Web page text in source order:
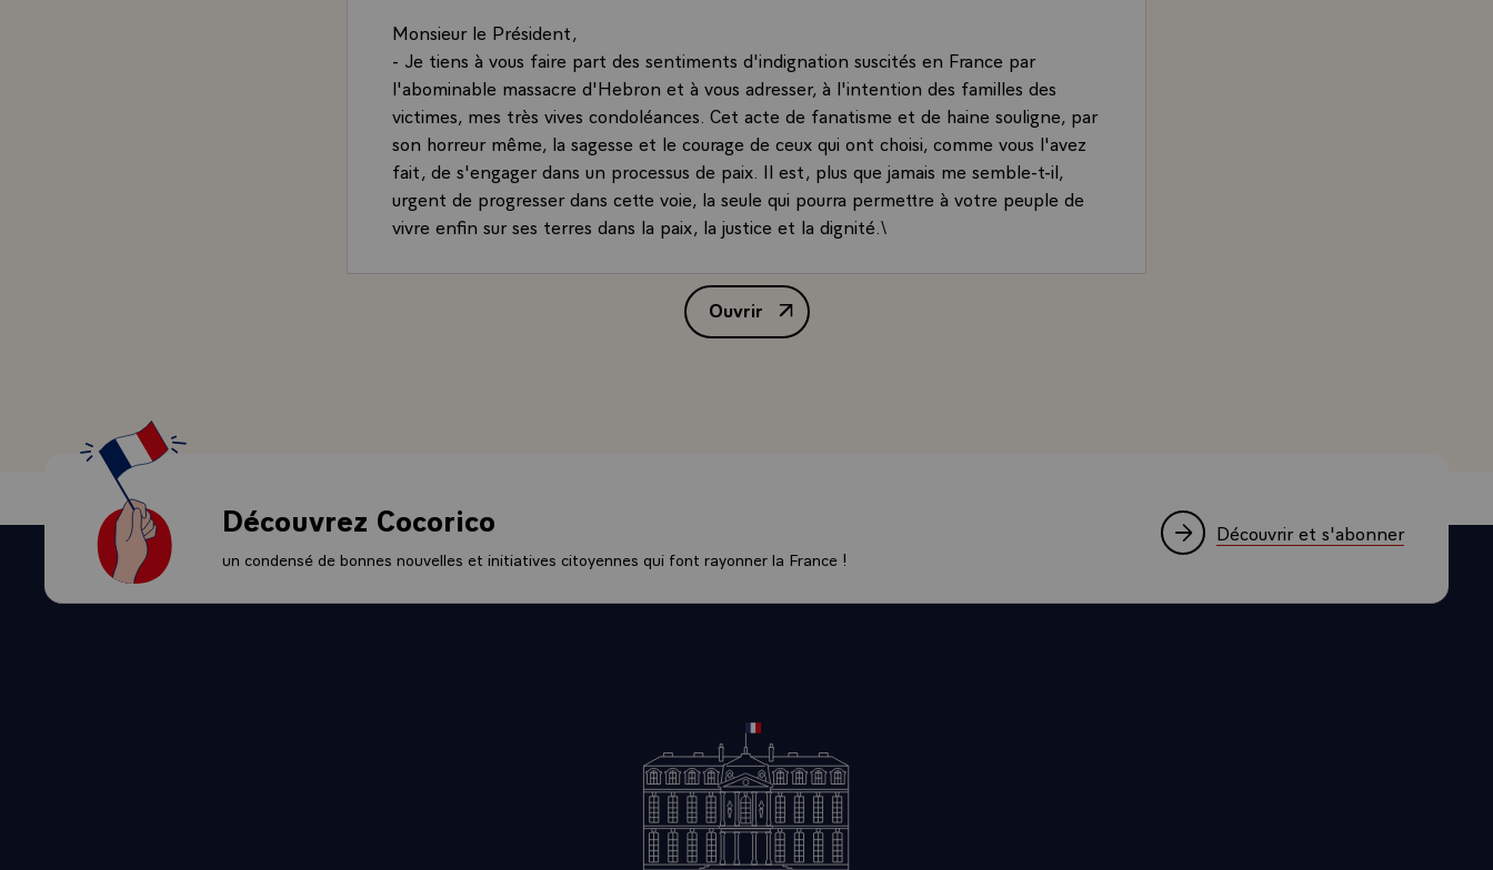
Monsieur le Président,
- Je tiens à vous faire part des sentiments d'indignation suscités en France par
l'abominable massacre d'Hebron et à vous adresser, à l'intention des familles des
victimes, mes très vives condoléances. Cet acte de fanatisme et de haine souligne, par
son horreur même, la sagesse et le courage de ceux qui ont choisi, comme vous l'avez
fait, de s'engager dans un processus de paix. Il est, plus que jamais me semble-t-il,
urgent de progresser dans cette voie, la seule qui pourra permettre à votre peuple de
vivre enfin sur ses terres dans la paix, la justice et la dignité.\
Ouvrir
Message de M. François Mitterrand, Président de la République, adressée à M.
Découvrez Cocorico
un condensé de bonnes nouvelles et initiatives citoyennes qui font rayonner la France !
Découvrir et s'abonner